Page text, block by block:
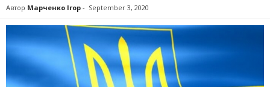
Автор Марченко Ігор - September 3, 2020